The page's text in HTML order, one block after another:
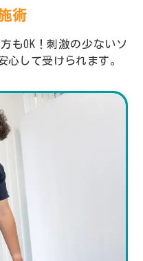
術
もOK！刺激の少ないソ
心して受けられます。